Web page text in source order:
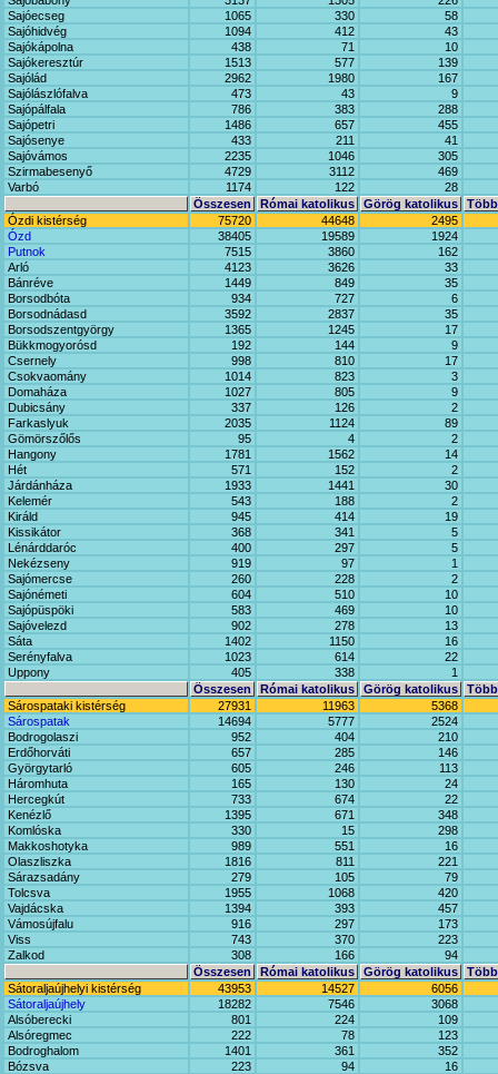
Sajóecseg
1065 330
58
Sajóhidvég
1094 412
43
Sajókápolna
438 71
10
Sajókeresztúr
1513 577
139
Sajólád
2962 1980
167
Sajólászlófalva
473 43
9
Sajópálfala
786 383
288
Sajópetri
1486 657
455
Sajósenye
433 211
41
Sajóvámos
2235 1046
305
Szirmabesenyő
4729 3112
469
Varbó
1174 122
28
Összesen
Római katolikus Görög katolikus
Ózdi kistérség
75720 44648
2495
Ózd
38405 19589
1924
Putnok
7515 3860
162
Arló
4123 3626
33
Bánréve
1449 849
35
Borsodbóta
934 727
6
Borsodnádasd
3592 2837
35
Borsodszentgyörgy
1365 1245
17
Bükkmogyorósd
192 144
9
Csernely
998 810
17
Csokvaomány
1014 823
3
Domaháza
1027 805
9
Dubicsány
337 126
2
Farkaslyuk
2035 1124
89
Gömörszőlős
95 4
2
Hangony
1781 1562
14
Hét
571 152
2
Járdánháza
1933 1441
30
Kelemér
543 188
2
Királd
945 414
19
Kissikátor
368 341
5
Lénárddaróc
400 297
5
Nekézseny
919 97
1
Sajómercse
260 228
2
Sajónémeti
604 510
10
Sajópüspöki
583 469
10
Sajóvelezd
902 278
13
Sáta
1402 1150
16
Serényfalva
1023 614
22
Uppony
405 338
1
Összesen
Római katolikus Görög katolikus
Sárospataki kistérség
27931 11963
5368
Sárospatak
14694 5777
2524
Bodrogolaszi
952 404
210
Erdőhorváti
657 285
146
Györgytarló
605 246
113
Háromhuta
165 130
24
Hercegkút
733 674
22
Kenézlő
1395 671
348
Komlóska
330 15
298
Makkoshotyka
989 551
16
Olaszliszka
1816 811
221
Sárazsadány
279 105
79
Tolcsva
1955 1068
420
Vajdácska
1394 393
457
Vámosújfalu
916 297
173
Viss
743 370
223
Zalkod
308 166
94
Összesen
Római katolikus Görög katolikus
Sátoraljaújhelyi kistérség
43953 14527
6056
Sátoraljaújhely
18282 7546
3068
Alsóberecki
801 224
109
Alsóregmec
222 78
123
Bodroghalom
1401 361
352
Bózsva
223 94
16